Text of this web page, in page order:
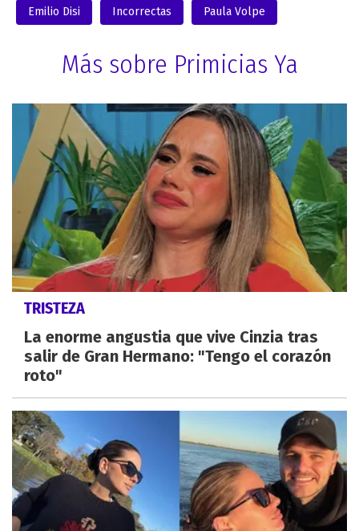
Emilio Disi Incorrectas Paula Volpe
Más sobre Primicias Ya
TRISTEZA
La enorme angustia que vive Cinzia tras
salir de Gran Hermano: "Tengo el corazón
roto"